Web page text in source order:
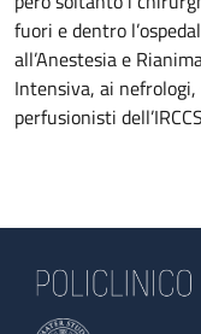
fuori e dentro
all’Anestesia e
Intensiva, ai
perfusionisti dell’IRCCS